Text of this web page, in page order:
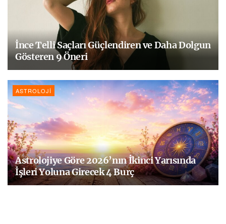
İnce Telli Saçları Güçlendiren ve Daha Dolgun
Gösteren 9 Öneri
ASTROLOJI
Astrolojiye Göre 2026’nın İkinci Yarısında
İşleri Yoluna Girecek 4 Burç